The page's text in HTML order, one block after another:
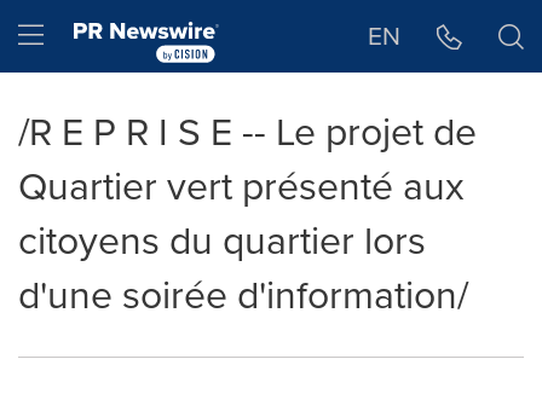
Hamburger menu EN
/R E P R I S E -- Le projet de
Quartier vert présenté aux
citoyens du quartier lors
d'une soirée d'information/